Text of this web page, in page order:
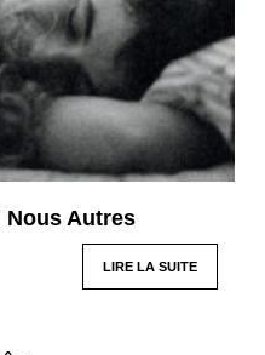
Nous Autres
LIRE LA SUITE